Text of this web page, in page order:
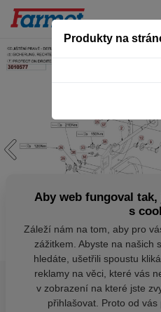
Produkty na
Aby web fungoval
s
Záleží nám na tom, aby pro
zážitkem. Abyste na našich
hledáte, ušetřili spoustu
reklamy na věci, které vás
v zobrazení na které jste
přihlašovat. Proto od